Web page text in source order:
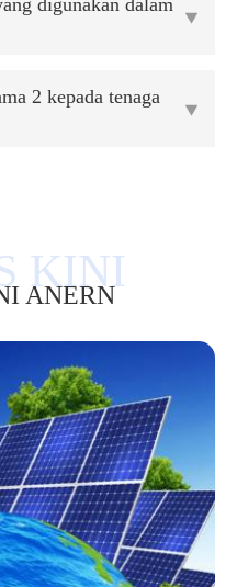
digunakan dalam

2 kepada tenaga

ANERN